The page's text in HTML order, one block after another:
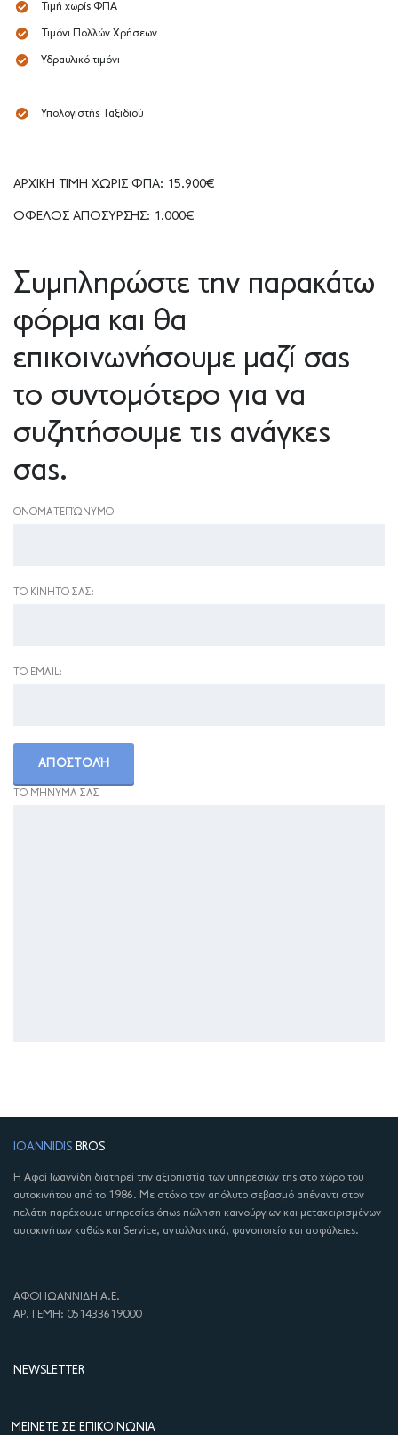
Τιμή χωρίς ΦΠΑ
Τιμόνι Πολλών Χρήσεων
Υδραυλικό τιμόνι
Υπολογιστής Ταξιδιού
ΑΡΧΙΚΗ ΤΙΜΗ ΧΩΡΙΣ ΦΠΑ: 15.900€
ΟΦΕΛΟΣ ΑΠΟΣΥΡΣΗΣ: 1.000€
Συμπληρώστε την παρακάτω
φόρμα και θα
επικοινωνήσουμε μαζί σας
το συντομότερο για να
συζητήσουμε τις ανάγκες
σας.
ΟΝΟΜΑΤΕΠΏΝΥΜΟ:
ΤΟ ΚΙΝΗΤΌ ΣΑΣ:
ΤΟ EMAIL:
ΤΟ ΜΉΝΥΜΑ ΣΑΣ
IOANNIDIS BROS
Η Αφοί Ιωαννίδη διατηρεί την αξιοπιστία των υπηρεσιών της στο χώρο του
αυτοκινήτου από το 1986. Με στόχο τον απόλυτο σεβασμό απέναντι στον
πελάτη παρέχουμε υπηρεσίες όπως πώληση καινούργιων και μεταχειρισμένων
αυτοκινήτων καθώς και Service, ανταλλακτικά, φανοποιείο και ασφάλειες.
ΑΦΟΙ ΙΩΑΝΝΙΔΗ Α.Ε.
ΑΡ. ΓΕΜΗ: 051433619000
NEWSLETTER
ΜΕΊΝΕΤΕ ΣΕ ΕΠΙΚΟΙΝΩΝΊΑ